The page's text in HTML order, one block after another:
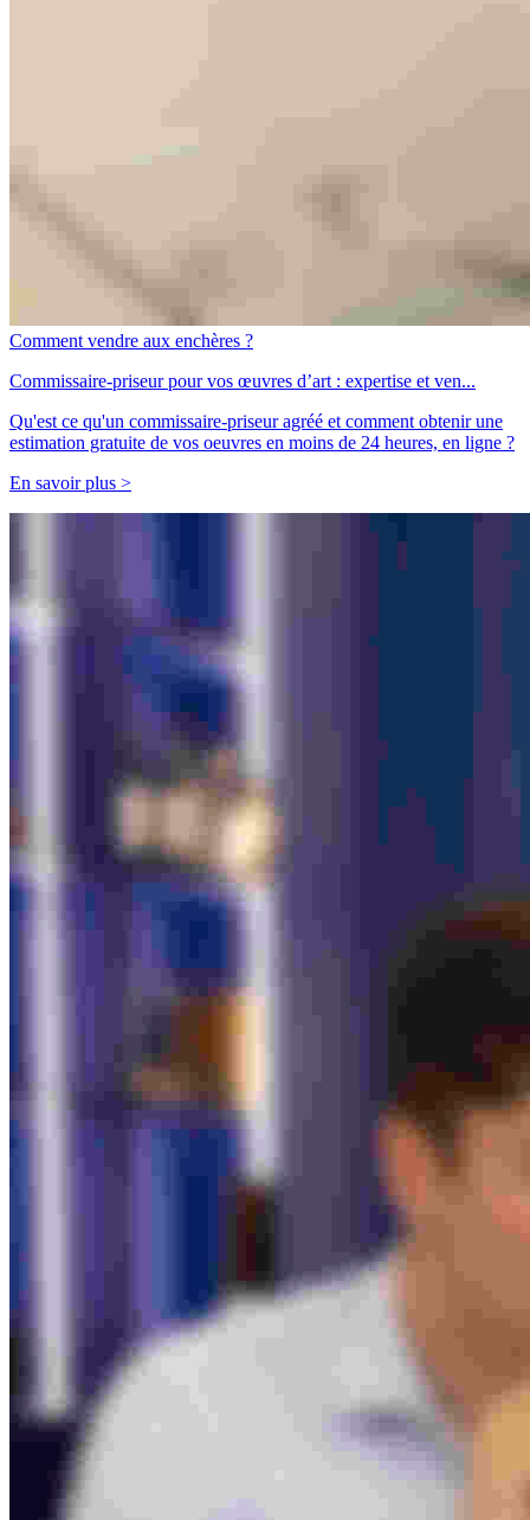
Comment vendre aux enchères ?
Commissaire-priseur pour vos œuvres d’art : expertise et ven...
Qu'est ce qu'un commissaire-priseur agréé et comment obtenir une
estimation gratuite de vos oeuvres en moins de 24 heures, en ligne ?
En savoir plus >